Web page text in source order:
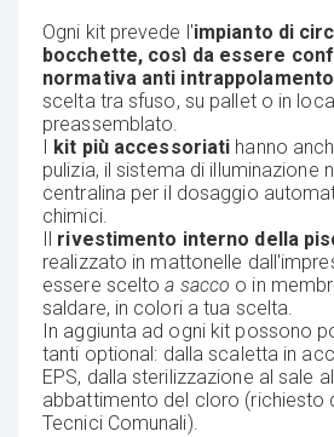
Ogni kit prevede l'impianto di
bocchette, così da essere
normativa anti intrappolamento
scelta tra sfuso, su pallet o in
preassemblato.
kit più accessoriati hanno
pulizia, il sistema di illuminazione
centralina per il dosaggio
chimici.
rivestimento interno della
realizzato in mattonelle
essere sceltoa sacco o in
saldare, in colori a tua scelta.
In aggiunta ad ogni kit possono
tanti optional: dalla scaletta in
EPS, dalla sterilizzazione al sale
abbattimento del cloro (richiesto
Tecnici Comunali).